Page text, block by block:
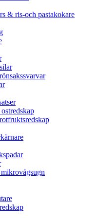
& ris-och pastakokare